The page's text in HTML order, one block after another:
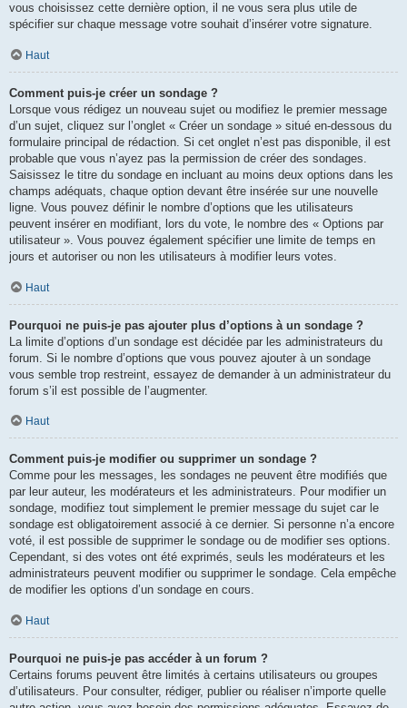
vous choisissez cette dernière option, il ne vous sera plus utile de
spécifier sur chaque message votre souhait d’insérer votre signature.
Haut
Comment puis-je créer un sondage ?
Lorsque vous rédigez un nouveau sujet ou modifiez le premier message
d’un sujet, cliquez sur l’onglet « Créer un sondage » situé en-dessous du
formulaire principal de rédaction. Si cet onglet n’est pas disponible, il est
probable que vous n’ayez pas la permission de créer des sondages.
Saisissez le titre du sondage en incluant au moins deux options dans les
champs adéquats, chaque option devant être insérée sur une nouvelle
ligne. Vous pouvez définir le nombre d’options que les utilisateurs
peuvent insérer en modifiant, lors du vote, le nombre des « Options par
utilisateur ». Vous pouvez également spécifier une limite de temps en
jours et autoriser ou non les utilisateurs à modifier leurs votes.
Haut
Pourquoi ne puis-je pas ajouter plus d’options à un sondage ?
La limite d’options d’un sondage est décidée par les administrateurs du
forum. Si le nombre d’options que vous pouvez ajouter à un sondage
vous semble trop restreint, essayez de demander à un administrateur du
forum s’il est possible de l’augmenter.
Haut
Comment puis-je modifier ou supprimer un sondage ?
Comme pour les messages, les sondages ne peuvent être modifiés que
par leur auteur, les modérateurs et les administrateurs. Pour modifier un
sondage, modifiez tout simplement le premier message du sujet car le
sondage est obligatoirement associé à ce dernier. Si personne n’a encore
voté, il est possible de supprimer le sondage ou de modifier ses options.
Cependant, si des votes ont été exprimés, seuls les modérateurs et les
administrateurs peuvent modifier ou supprimer le sondage. Cela empêche
de modifier les options d’un sondage en cours.
Haut
Pourquoi ne puis-je pas accéder à un forum ?
Certains forums peuvent être limités à certains utilisateurs ou groupes
d’utilisateurs. Pour consulter, rédiger, publier ou réaliser n’importe quelle